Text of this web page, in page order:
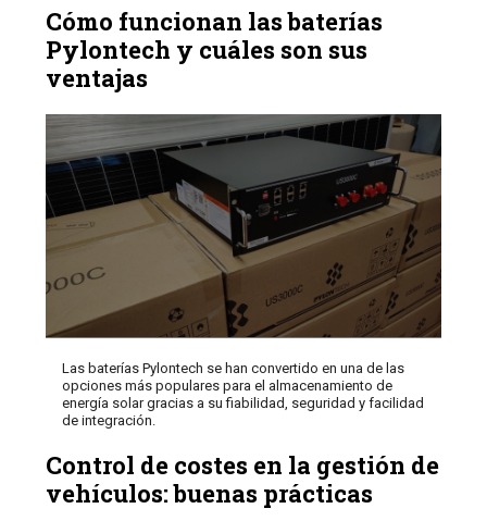
Cómo funcionan las baterías
Pylontech y cuáles son sus
ventajas
Las baterías Pylontech se han convertido en una de las
opciones más populares para el almacenamiento de
energía solar gracias a su fiabilidad, seguridad y facilidad
de integración.
Control de costes en la gestión de
vehículos: buenas prácticas